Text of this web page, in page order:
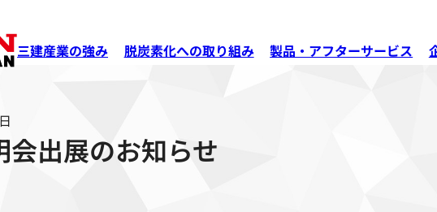
三建産業の強み 脱炭素化への取り組み 製品・アフターサービス
会出展のお知らせ